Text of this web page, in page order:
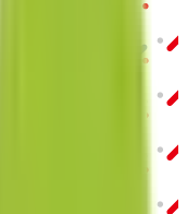
」
ューション